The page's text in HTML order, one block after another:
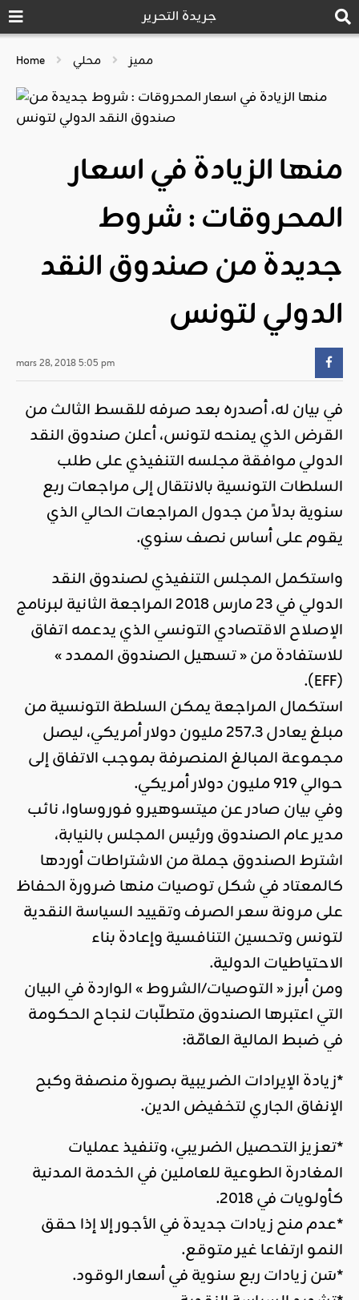
جريدة التحرير
Home مميز محلي
منها الزيادة في اسعار
المحروقات : شروط
جديدة من صندوق النقد
الدولي لتونس
mars 28, 2018 5:05 pm
في بيان له، أصدره بعد صرفه للقسط الثالث من
القرض الذي يمنحه لتونس، أعلن صندوق النقد
الدولي موافقة مجلسه التنفيذي على طلب
السلطات التونسية بالانتقال إلى مراجعات ربع
سنوية بدلاً من جدول المراجعات الحالي الذي
يقوم على أساس نصف سنوي.
واستكمل المجلس التنفيذي لصندوق النقد
الدولي في 23 مارس 2018 المراجعة الثانية لبرنامج
الإصلاح الاقتصادي التونسي الذي يدعمه اتفاق
للاستفادة من « تسهيل الصندوق الممدد »
(EFF).
استكمال المراجعة يمكن السلطة التونسية من
مبلغ يعادل 257.3 مليون دولار أمريكي، ليصل
مجموعة المبالغ المنصرفة بموجب الاتفاق إلى
حوالي 919 مليون دولار أمريكي.
وفي بيان صادر عن ميتسوهيرو فوروساوا، نائب
مدير عام الصندوق ورئيس المجلس بالنيابة،
اشترط الصندوق جملة من الاشتراطات أوردها
كالمعتاد في شكل توصيات منها ضرورة الحفاظ
على مرونة سعر الصرف وتقييد السياسة النقدية
لتونس وتحسين التنافسية وإعادة بناء
الاحتياطيات الدولية.
ومن أبرز « التوصيات/الشروط » الواردة في البيان
التي اعتبرها الصندوق متطلّبات لنجاح الحكومة
في ضبط المالية العامّة:
*زيادة الإيرادات الضريبية بصورة منصفة وكبح
الإنفاق الجاري لتخفيض الدين.
*تعزيز التحصيل الضريبي، وتنفيذ عمليات
المغادرة الطوعية للعاملين في الخدمة المدنية
كأولويات في 2018.
*عدم منح زيادات جديدة في الأجور إلا إذا حقق
النمو ارتفاعا غير متوقع.
*سَن زيادات ربع سنوية في أسعار الوقود.